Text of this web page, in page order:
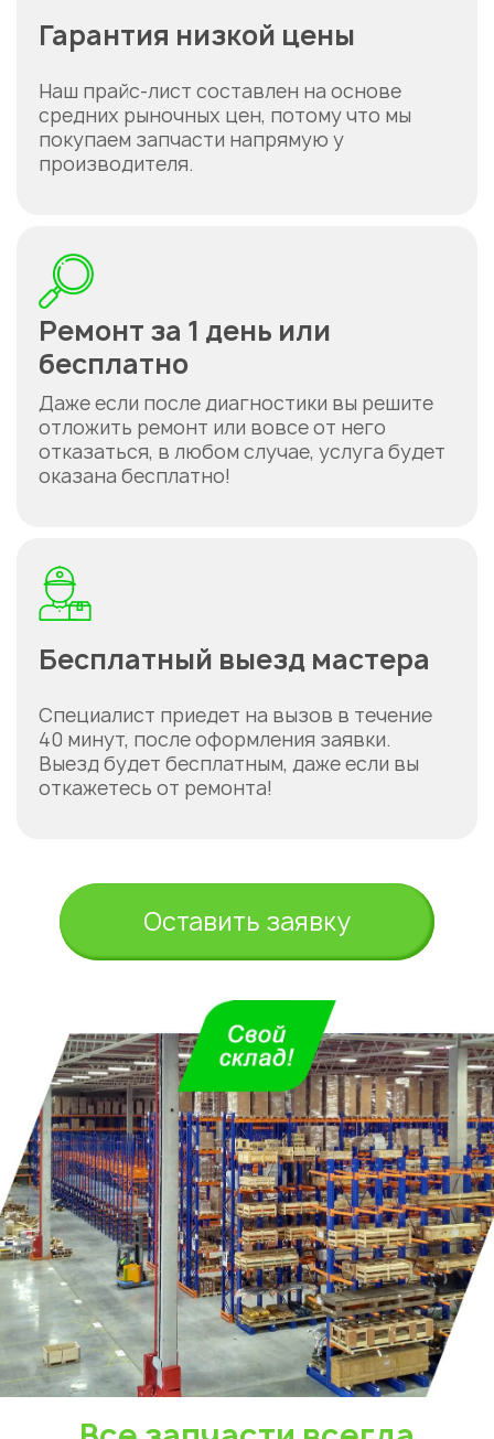
Гарантия низкой цены
Наш прайс-лист составлен на основе
средних рыночных цен, потому что мы
покупаем запчасти напрямую у
производителя.
Ремонт за 1 день или
бесплатно
Даже если после диагностики вы решите
отложить ремонт или вовсе от него
отказаться, в любом случае, услуга будет
оказана бесплатно!
Бесплатный выезд мастера
Специалист приедет на вызов в течение
40 минут, после оформления заявки.
Выезд будет бесплатным, даже если вы
откажетесь от ремонта!
Оставить заявку